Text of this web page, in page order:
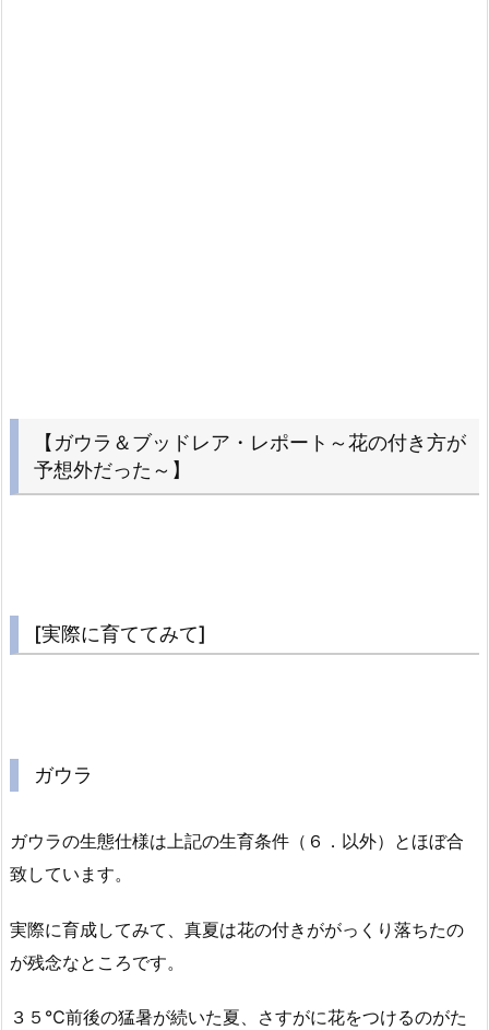
【ガウラ＆ブッドレア・レポート～花の付き方が
予想外だった～】
[実際に育ててみて]
ガウラ
ガウラの生態仕様は上記の生育条件（６．以外）とほぼ合
致しています。
実際に育成してみて、真夏は花の付きががっくり落ちたの
が残念なところです。
３５℃前後の猛暑が続いた夏、さすがに花をつけるのがた